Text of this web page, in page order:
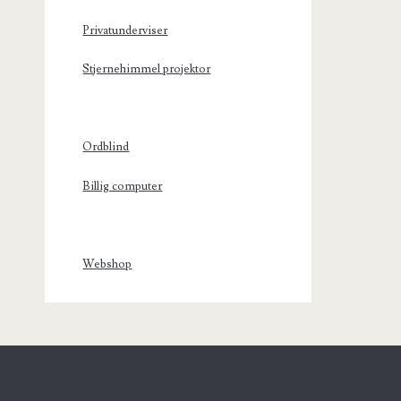
Privatunderviser
Stjernehimmel projektor
Ordblind
Billig computer
Webshop